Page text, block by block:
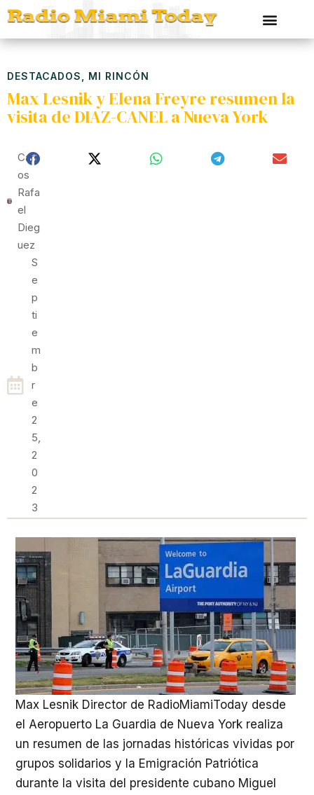
DESTACADOS MI RINCÓN
Max Lesnik y Elena Freyre resumen la
visita de DIAZ-CANEL a Nueva York
Carl
Os
Rafa
El
Dieg
Uez
S
E
P
Ti
E
M
B
R
E
2
5,
2
0
2
3
Max Lesnik Director de RadioMiamiToday desde
el Aeropuerto La Guardia de Nueva York realiza
un resumen de las jornadas históricas vividas por
grupos solidarios y la Emigración Patriótica
durante la visita del presidente cubano Miguel